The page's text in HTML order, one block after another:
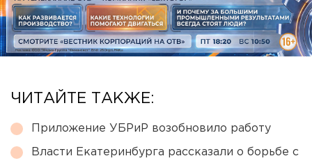
ЧИТАЙТЕ ТАКЖЕ:
Приложение УБРиР возобновило работу
Власти Екатеринбурга рассказали о борьбе с